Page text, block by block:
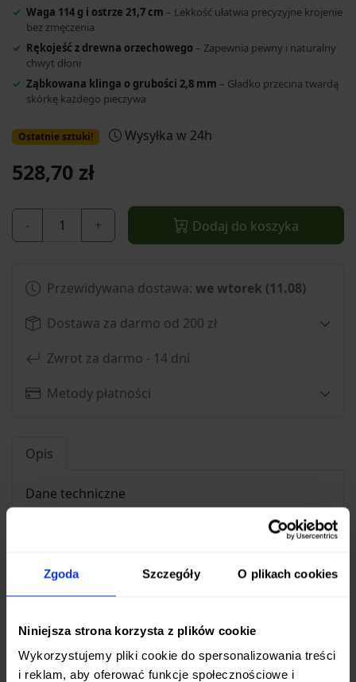
Zgoda Szczegóły O plikach cookies
Niniejsza strona korzysta z plików cookie
Wykorzystujemy pliki cookie do spersonalizowania treści
i reklam, aby oferować funkcje społecznościowe i
Waga 114 g i ostrze 21,7 cm – Lekkość ułatwia precyzyjne krojenie
bez zmęczenia
Rękojeść z drewna orzechowego – Zapewnia pewny i naturalny
chwyt dłoni
Ząbkowana klinga o grubości 2,8 mm – Gładko przecina twardą
skórkę każdego pieczywa
Ostatnie sztuki! Wysyłka w 24h
528,70 zł
- + Dodaj do koszyka
Przewidywana dostawa: we wtorek (11.08)
Dostawa za darmo od 200 zł
Zwrot za darmo - 14 dni
Metody płatności
Opis
Dane techniczne
Długość całkowita: 338 mm
Długość klingi: 217 mm
Waga: 114 g
Rękojeść: orzech